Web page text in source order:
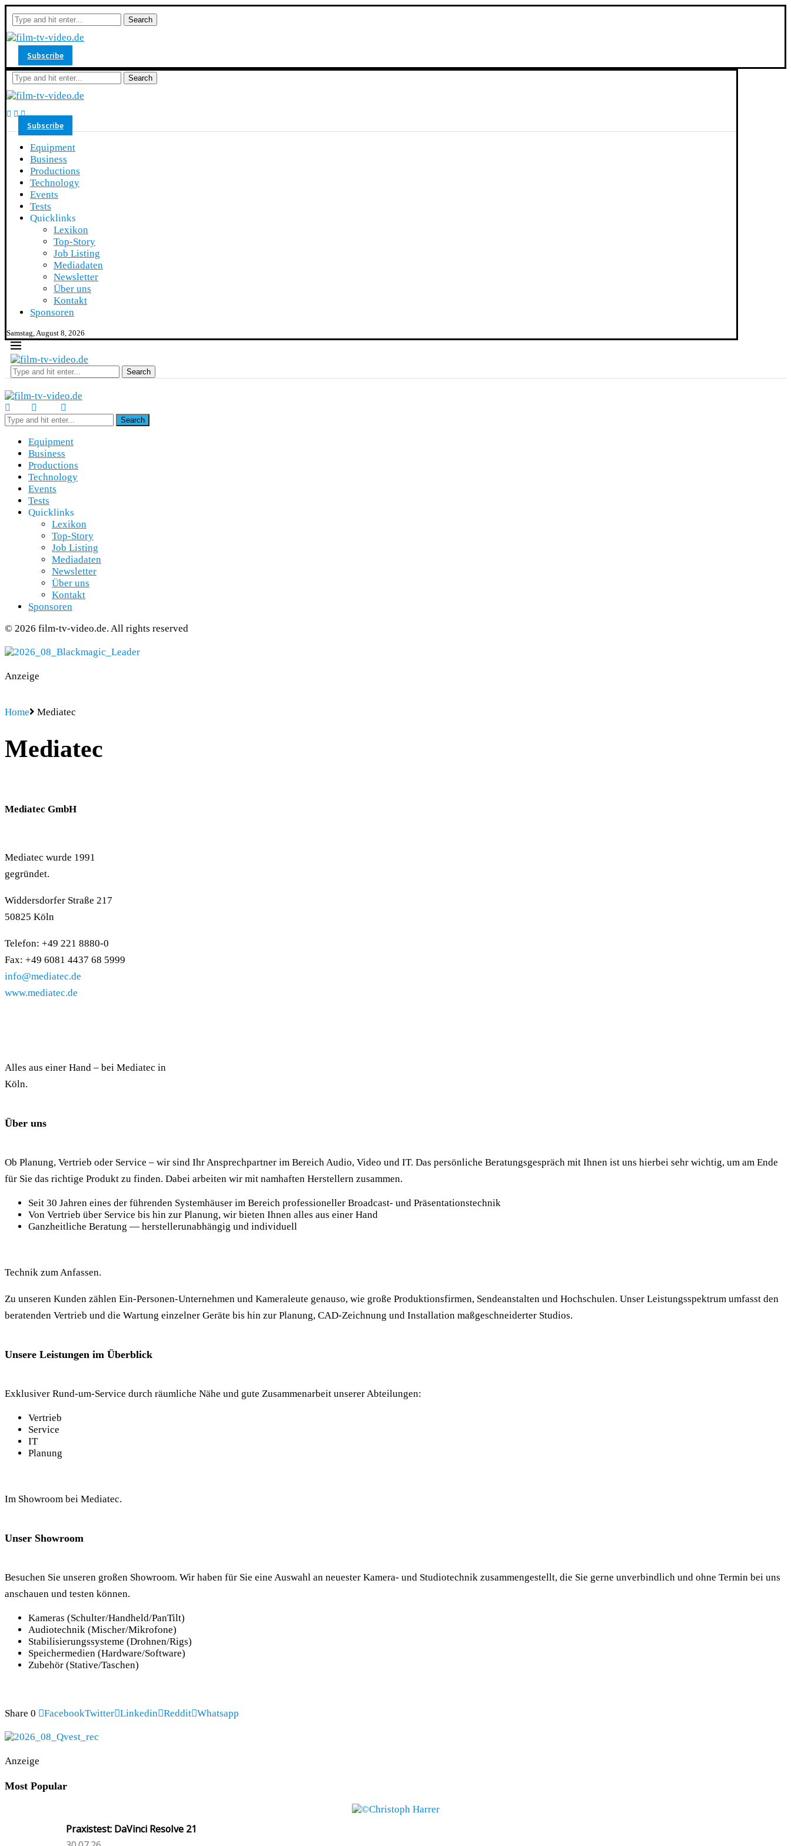
Search
Subscribe
Search
Subscribe
Equipment
Business
Productions
Technology
Events
Tests
Quicklinks
Lexikon
Top-Story
Job Listing
Mediadaten
Newsletter
Über uns
Kontakt
Sponsoren
Samstag, August 8, 2026
Search
Search
Equipment
Business
Productions
Technology
Events
Tests
Quicklinks
Lexikon
Top-Story
Job Listing
Mediadaten
Newsletter
Über uns
Kontakt
Sponsoren
© 2026 film-tv-video.de. All rights reserved
Anzeige
Home Mediatec
Mediatec
Mediatec GmbH
Mediatec wurde 1991
gegründet.
Widdersdorfer Straße 217
50825 Köln
Telefon: +49 221 8880-0
Fax: +49 6081 4437 68 5999
info@mediatec.de
www.mediatec.de
Alles aus einer Hand – bei Mediatec in
Köln.
Über uns
Ob Planung, Vertrieb oder Service – wir sind Ihr Ansprechpartner im Bereich Audio, Video und IT. Das persönliche Beratungsgespräch mit Ihnen ist uns hierbei sehr wichtig, um am Ende
für Sie das richtige Produkt zu finden. Dabei arbeiten wir mit namhaften Herstellern zusammen.
Seit 30 Jahren eines der führenden Systemhäuser im Bereich professioneller Broadcast- und Präsentationstechnik
Von Vertrieb über Service bis hin zur Planung, wir bieten Ihnen alles aus einer Hand
Ganzheitliche Beratung — herstellerunabhängig und individuell
Technik zum Anfassen.
Zu unseren Kunden zählen Ein-Personen-Unternehmen und Kameraleute genauso, wie große Produktionsfirmen, Sendeanstalten und Hochschulen. Unser Leistungsspektrum umfasst den
beratenden Vertrieb und die Wartung einzelner Geräte bis hin zur Planung, CAD‐Zeichnung und Installation maßgeschneiderter Studios.
Unsere Leistungen im Überblick
Exklusiver Rund-um-Service durch räumliche Nähe und gute Zusammenarbeit unserer Abteilungen:
Vertrieb
Service
IT
Planung
Im Showroom bei Mediatec.
Unser Showroom
Besuchen Sie unseren großen Showroom. Wir haben für Sie eine Auswahl an neuester Kamera‐ und Studiotechnik zusammengestellt, die Sie gerne unverbindlich und ohne Termin bei uns
anschauen und testen können.
Kameras (Schulter/Handheld/PanTilt)
Audiotechnik (Mischer/Mikrofone)
Stabilisierungssysteme (Drohnen/Rigs)
Speichermedien (Hardware/Software)
Zubehör (Stative/Taschen)
Share 0 FacebookTwitter Linkedin Reddit Whatsapp
Anzeige
Most Popular
Praxistest: DaVinci Resolve 21